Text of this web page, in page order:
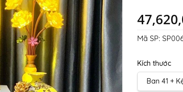
Kích thước
Ban 41 +
Mã SP: